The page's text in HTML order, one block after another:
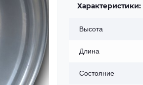
Характеристики:
Высота
Длина
Состояние